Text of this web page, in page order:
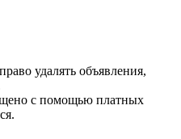
удалять объявления,
с помощью платных